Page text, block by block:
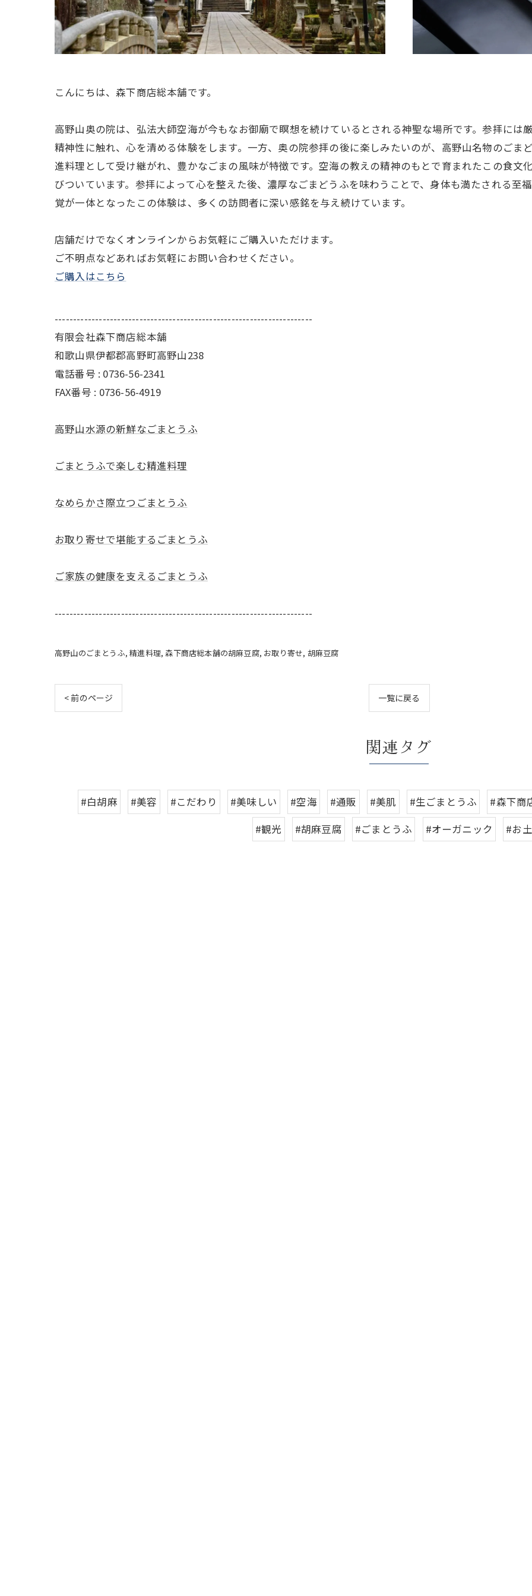
こんにちは、森下商店総本舗です。
高野山奥の院は、弘法大師空海が今もなお御廟で瞑想を続けているとされる神聖な場所です。参拝には
精神性に触れ、心を清める体験をします。一方、奥の院参拝の後に楽しみたいのが、高野山名物のごま
進料理として受け継がれ、豊かなごまの風味が特徴です。空海の教えの精神のもとで育まれたこの食文
びついています。参拝によって心を整えた後、濃厚なごまどうふを味わうことで、身体も満たされる至
覚が一体となったこの体験は、多くの訪問者に深い感銘を与え続けています。
店舗だけでなくオンラインからお気軽にご購入いただけます。
ご不明点などあればお気軽にお問い合わせください。
ご購入はこちら
----------------------------------------------------------------------
有限会社森下商店総本舗
和歌山県伊都郡高野町高野山238
電話番号 : 0736-56-2341
FAX番号 : 0736-56-4919
高野山水源の新鮮なごまとうふ
ごまとうふで楽しむ精進料理
なめらかさ際立つごまとうふ
お取り寄せで堪能するごまとうふ
ご家族の健康を支えるごまとうふ
----------------------------------------------------------------------
高野山のごまとうふ 精進料理 森下商店総本舗の胡麻豆腐 お取り寄せ 胡麻豆腐
< 前のページ 一覧に戻る
関連タグ
#白胡麻 #美容 #こだわり #美味しい #空海 #通販 #美肌 #生ごまとうふ #森下商
#観光
#胡麻豆腐 #ごまとうふ #オーガニック #お